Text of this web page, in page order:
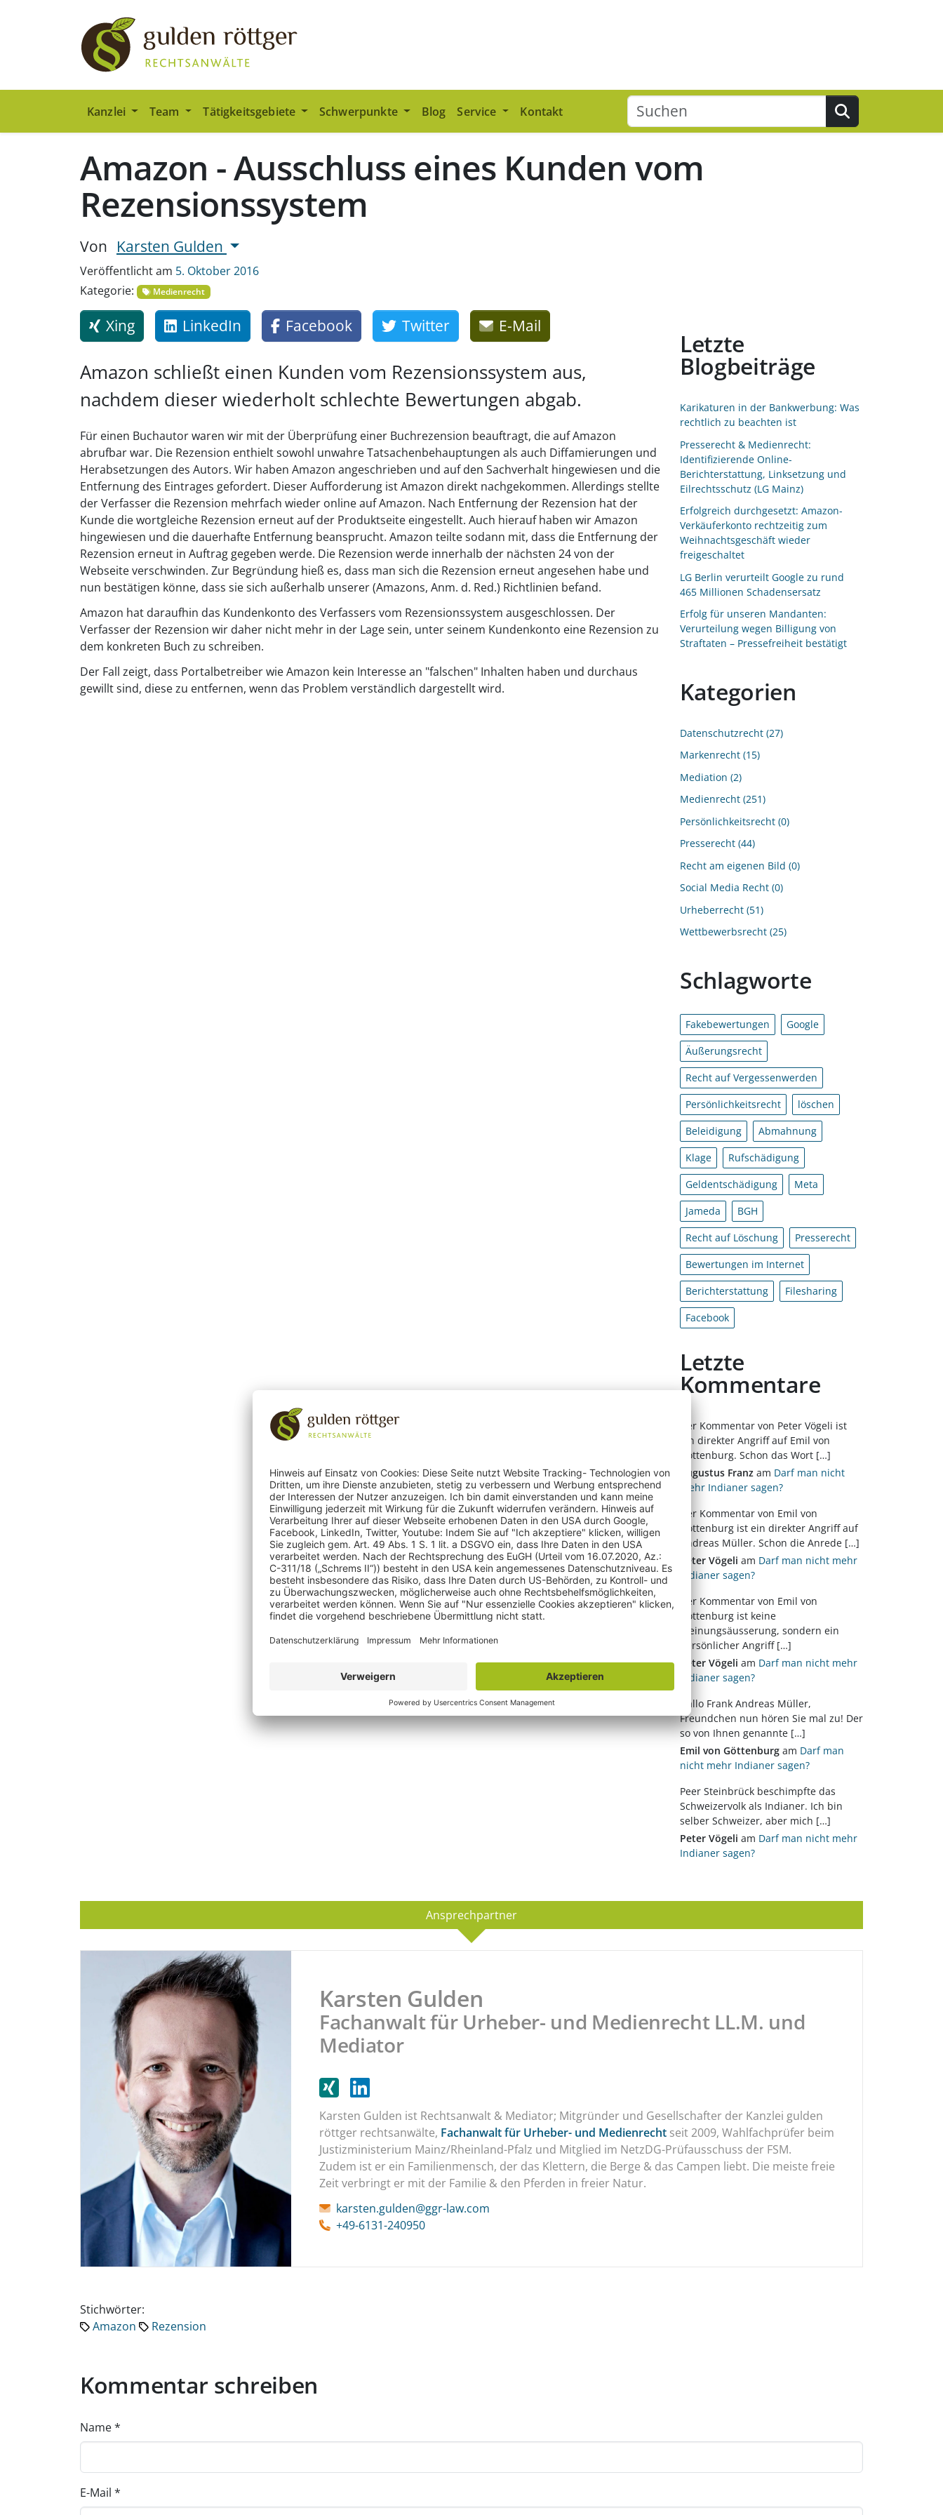
Kanzlei Team Tätigkeitsgebiete Schwerpunkte Blog Service Kontakt
Suchen
Amazon - Ausschluss eines Kunden vom
Rezensionssystem
Von Karsten Gulden
Veröffentlicht am 5. Oktober 2016
Kategorie:
Medienrecht
Xing LinkedIn Facebook Twitter E-Mail
Amazon schließt einen Kunden vom Rezensionssystem aus,
nachdem dieser wiederholt schlechte Bewertungen abgab.
Für einen Buchautor waren wir mit der Überprüfung einer Buchrezension beauftragt, die auf Amazon
abrufbar war. Die Rezension enthielt sowohl unwahre Tatsachenbehauptungen als auch Diffamierungen und
Herabsetzungen des Autors. Wir haben Amazon angeschrieben und auf den Sachverhalt hingewiesen und die
Entfernung des Eintrages gefordert. Dieser Aufforderung ist Amazon direkt nachgekommen. Allerdings stellte
der Verfasser die Rezension mehrfach wieder online auf Amazon. Nach Entfernung der Rezension hat der
Kunde die wortgleiche Rezension erneut auf der Produktseite eingestellt. Auch hierauf haben wir Amazon
hingewiesen und die dauerhafte Entfernung beansprucht. Amazon teilte sodann mit, dass die Entfernung der
Rezension erneut in Auftrag gegeben werde. Die Rezension werde innerhalb der nächsten 24 von der
Webseite verschwinden. Zur Begründung hieß es, dass man sich die Rezension erneut angesehen habe und
nun bestätigen könne, dass sie sich außerhalb unserer (Amazons, Anm. d. Red.) Richtlinien befand.
Amazon hat daraufhin das Kundenkonto des Verfassers vom Rezensionssystem ausgeschlossen. Der
Verfasser der Rezension wir daher nicht mehr in der Lage sein, unter seinem Kundenkonto eine Rezension zu
dem konkreten Buch zu schreiben.
Der Fall zeigt, dass Portalbetreiber wie Amazon kein Interesse an "falschen" Inhalten haben und durchaus
gewillt sind, diese zu entfernen, wenn das Problem verständlich dargestellt wird.
Letzte
Blogbeiträge
Karikaturen in der Bankwerbung: Was
rechtlich zu beachten ist
Presserecht & Medienrecht:
Identifizierende Online-
Berichterstattung, Linksetzung und
Eilrechtsschutz (LG Mainz)
Erfolgreich durchgesetzt: Amazon-
Verkäuferkonto rechtzeitig zum
Weihnachtsgeschäft wieder
freigeschaltet
LG Berlin verurteilt Google zu rund
465 Millionen Schadensersatz
Erfolg für unseren Mandanten:
Verurteilung wegen Billigung von
Straftaten – Pressefreiheit bestätigt
Kategorien
Datenschutzrecht 27
Markenrecht 15
Mediation 2
Medienrecht 251
Persönlichkeitsrecht 0
Presserecht 44
Recht am eigenen Bild 0
Social Media Recht 0
Urheberrecht 51
Wettbewerbsrecht 25
Schlagworte
Fakebewertungen
Google
Äußerungsrecht
Recht auf Vergessenwerden
Persönlichkeitsrecht
löschen
Beleidigung
Abmahnung
Klage
Rufschädigung
Geldentschädigung
Meta
Jameda
BGH
Recht auf Löschung
Presserecht
Bewertungen im Internet
Berichterstattung
Filesharing
Facebook
Letzte
Kommentare
Der Kommentar von Peter Vögeli ist
ein direkter Angriff auf Emil von
Göttenburg. Schon das Wort […]
Augustus Franz am Darf man nicht
mehr Indianer sagen?
Der Kommentar von Emil von
Göttenburg ist ein direkter Angriff auf
Andreas Müller. Schon die Anrede […]
Peter Vögeli am Darf man nicht mehr
Indianer sagen?
Der Kommentar von Emil von
Göttenburg ist keine
Meinungsäusserung, sondern ein
persönlicher Angriff […]
Peter Vögeli am Darf man nicht mehr
Indianer sagen?
Hallo Frank Andreas Müller,
Freundchen nun hören Sie mal zu! Der
so von Ihnen genannte […]
Emil von Göttenburg am Darf man
nicht mehr Indianer sagen?
Peer Steinbrück beschimpfte das
Schweizervolk als Indianer. Ich bin
selber Schweizer, aber mich […]
Peter Vögeli am Darf man nicht mehr
Indianer sagen?
Ansprechpartner
Karsten Gulden
Fachanwalt für Urheber- und Medienrecht LL.M. und
Mediator
Karsten Gulden ist Rechtsanwalt & Mediator; Mitgründer und Gesellschafter der Kanzlei gulden
röttger rechtsanwälte, Fachanwalt für Urheber- und Medienrecht seit 2009, Wahlfachprüfer beim
Justizministerium Mainz/Rheinland-Pfalz und Mitglied im NetzDG-Prüfausschuss der FSM.
Zudem ist er ein Familienmensch, der das Klettern, die Berge & das Campen liebt. Die meiste freie
Zeit verbringt er mit der Familie & den Pferden in freier Natur.
karsten.gulden@ggr-law.com
+49-6131-240950
Stichwörter:
Amazon
Rezension
Kommentar schreiben
Name*
E-Mail *